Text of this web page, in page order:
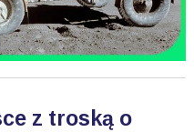
z troską o